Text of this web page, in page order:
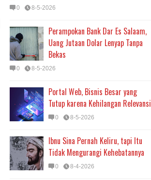
0 8-5-2026
Perampokan Bank Dar Es Salaam,
Uang Jutaan Dolar Lenyap Tanpa
Bekas
0 8-5-2026
Portal Web, Bisnis Besar yang
Tutup karena Kehilangan Relevansi
0 8-5-2026
Ibnu Sina Pernah Keliru, tapi Itu
Tidak Mengurangi Kehebatannya
0 8-4-2026